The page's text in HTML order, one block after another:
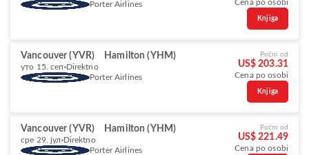
Porter Airlines
Cena po osobi
Knjiga
Vancouver (YVR) Hamilton (YHM)
уто 15. сеп Direktno
Porter Airlines
Počni od
US$ 203.31
Cena po osobi
Knjiga
Vancouver (YVR) Hamilton (YHM)
сре 29. јул Direktno
Porter Airlines
Počni od
US$ 221.49
Cena po osobi